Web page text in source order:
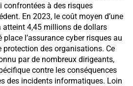
confrontées à des risques
En 2023, le coût moyen d’une
atteint 4,45 millions de dollars
place l’assurance cyber risques au
des organisations. Ce
par de nombreux dirigeants,
contre les conséquences
des incidents informatiques. Loin